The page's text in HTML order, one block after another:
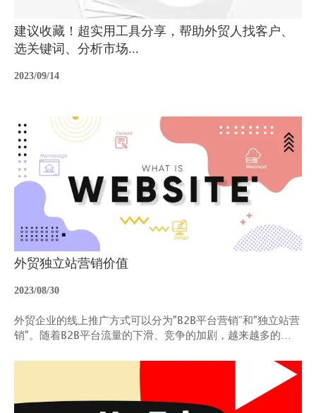
喜好，根据这些信息优化网站的内容和服务。数据分析：利用
各种数据统计工具（如Google Analytics、百度统计等）对网
站的数据进行分析，以便了解网站的流量来源、用户行为等信
息，从而进行针对性的优化。以上就是网站优化（SEO）的主
据分析和优化调整，才能达到最佳效果。
建议收藏！超实用工具分享，帮助外贸人找客户、
选关键词、分析市场...
2023/09/14
外贸独立站营销价值
2023/08/30
外贸企业的线上推广方式可以分为"B2B平台营销”和"独立站营
销"。随着B2B平台流量的下滑、竞争的加剧，越来越多的平